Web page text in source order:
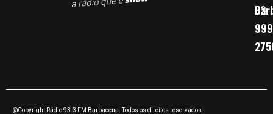
32
@Copyright Rádio 93.3 FM Barbacena. Todos os direitos reservados